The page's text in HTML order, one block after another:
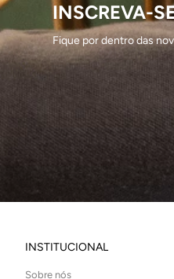
INSCREVA-
Fique por dentro das
INSTITUCIONAL
Sobre nós